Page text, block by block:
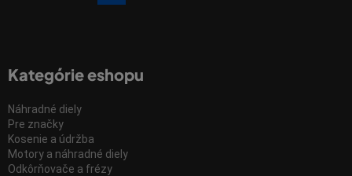
Kategórie eshopu
Náhradné diely
Pre značky
Kosenie a údržba
Motory a náhradné diely
Odkôrňovače a frézy